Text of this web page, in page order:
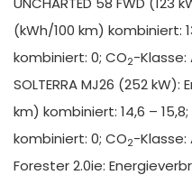
(kWh/100 km) kombiniert:
kombiniert: 0; CO2-Klasse:
SOLTERRA MJ26 (252
km) kombiniert: 14,6 – 15,8;
kombiniert: 0; CO2-Klasse:
Forester 2.0ie: